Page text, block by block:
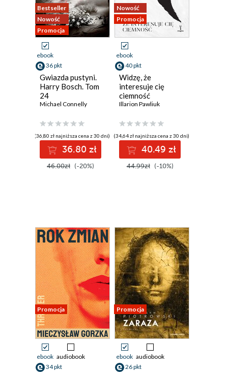
Bestseller
Nowość
Promocja
ebook
36 pkt
Gwiazda pustyni.
Harry Bosch. Tom
24
Michael Connelly
(36,80 zł najniższa cena z 30 dni)
36.80 zł
46.00zł (-20%)
Nowość
Promocja
ebook
40 pkt
Widzę, że
interesuje cię
ciemność
Illarion Pawliuk
(34,64 zł najniższa cena z 30 dni)
40.49 zł
44.99zł (-10%)
Promocja
ebook audiobook
34 pkt
Promocja
ebook audiobook
26 pkt